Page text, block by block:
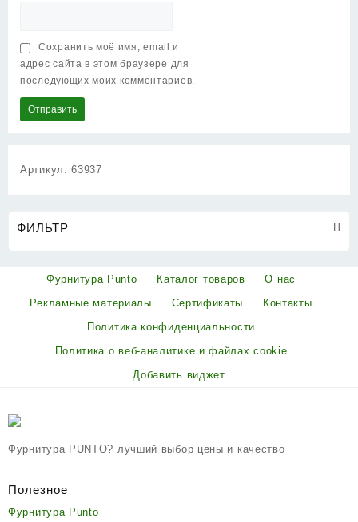
Сохранить моё имя, email и
адрес сайта в этом браузере для
последующих моих комментариев.
Артикул:63937
ФИЛЬТР
Фурнитура Punto Каталог товаров
О нас
Рекламные материалы
Сертификаты
Контакты
Политика конфиденциальности
Политика о веб-аналитике и файлах cookie
Добавить виджет
Фурнитура PUNTO? лучший выбор цены и качество
Полезное
Фурнитура Punto